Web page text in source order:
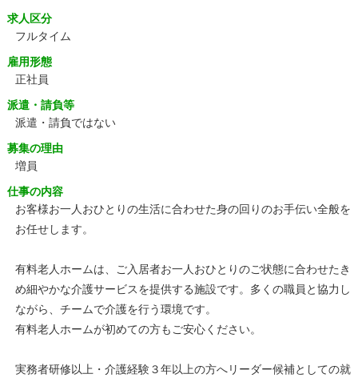
求人区分
フルタイム
雇用形態
正社員
派遣・請負等
派遣・請負ではない
募集の理由
増員
仕事の内容
お客様お一人おひとりの生活に合わせた身の回りのお手伝い全般を
お任せします。
有料老人ホームは、ご入居者お一人おひとりのご状態に合わせたき
め細やかな介護サービスを提供する施設です。多くの職員と協力し
ながら、チームで介護を行う環境です。
有料老人ホームが初めての方もご安心ください。
実務者研修以上・介護経験３年以上の方へリーダー候補としての就